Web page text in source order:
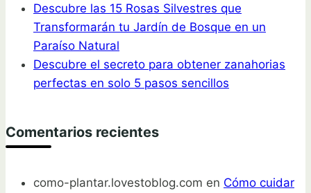
Descubre las 15 Rosas Silvestres que
Transformarán tu Jardín de Bosque en un
Paraíso Natural
Descubre el secreto para obtener zanahorias
perfectas en solo 5 pasos sencillos
Comentarios recientes
como-plantar.lovestoblog.com en Cómo cuidar